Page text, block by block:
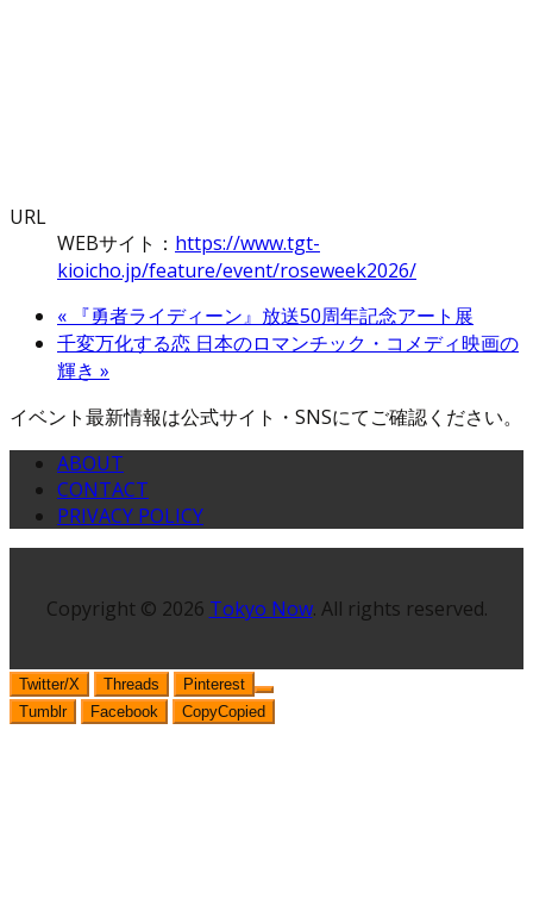
URL
WEBサイト： https://www.tgt-
kioicho.jp/feature/event/roseweek2026/
« 『勇者ライディーン』放送50周年記念アート展
千変万化する恋 日本のロマンチック・コメディ映画の
輝き »
イベント最新情報は公式サイト・SNSにてご確認ください。
ABOUT
CONTACT
PRIVACY POLICY
Copyright © 2026 Tokyo Now. All rights reserved.
Twitter/X Threads
Pinterest
Tumblr
Facebook CopyCopied